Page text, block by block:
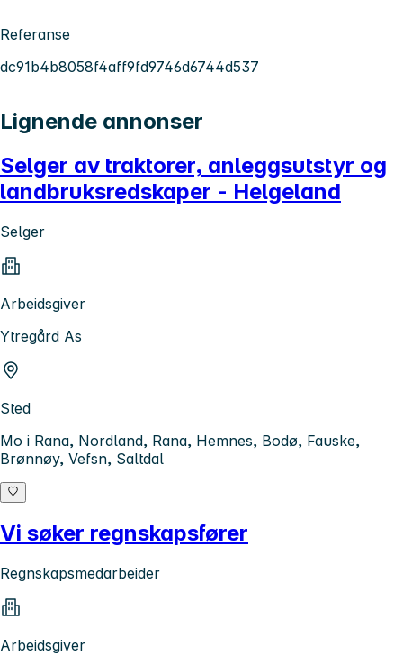
Referanse
dc91b4b8058f4aff9fd9746d6744d537
Lignende annonser
Selger av traktorer, anleggsutstyr og
landbruksredskaper - Helgeland
Selger
Arbeidsgiver
Ytregård As
Sted
Mo i Rana, Nordland, Rana, Hemnes, Bodø, Fauske,
Brønnøy, Vefsn, Saltdal
Vi søker regnskapsfører
Regnskapsmedarbeider
Arbeidsgiver